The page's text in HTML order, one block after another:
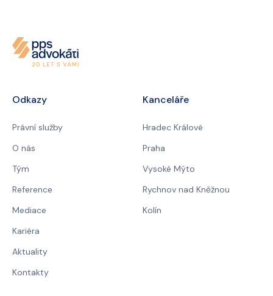
Odkazy
Právní služby
O nás
Tým
Reference
Mediace
Kariéra
Aktuality
Kontakty
Kanceláře
Hradec Králové
Praha
Vysoké Mýto
Rychnov nad Kněžnou
Kolín